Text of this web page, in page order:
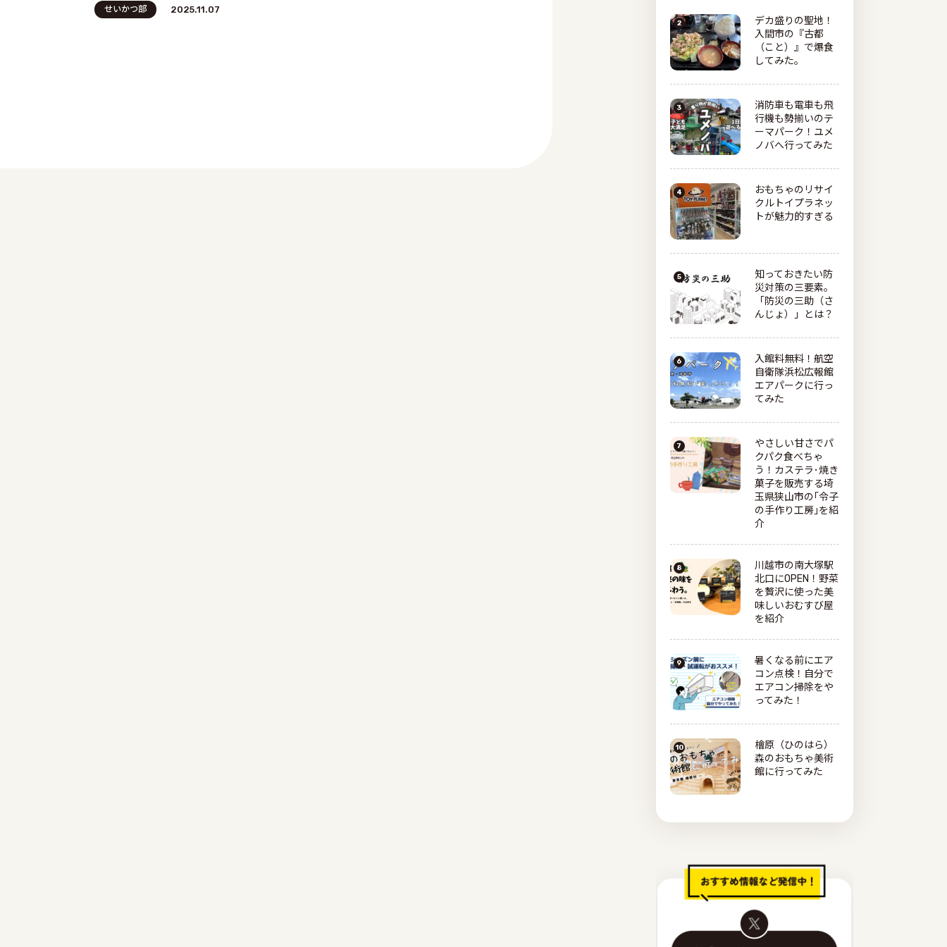
せいかつ部 2025.11.07
デカ盛りの聖地！
入間市の『古都
（こと）』で爆食
してみた。
消防車も電車も飛
行機も勢揃いのテ
ーマパーク！ユメ
ノバへ行ってみた
おもちゃのリサイ
クルトイプラネッ
トが魅力的すぎる
知っておきたい防
災対策の三要素。
「防災の三助（さ
んじょ）」とは？
入館料無料！航空
自衛隊浜松広報館
エアパークに行っ
てみた
やさしい甘さでパ
クパク食べちゃ
う！カステラ･焼き
菓子を販売する埼
玉県狭山市の｢令子
の手作り工房｣を紹
介
川越市の南大塚駅
北口にOPEN！野菜
を贅沢に使った美
味しいおむすび屋
を紹介
暑くなる前にエア
コン点検！自分で
エアコン掃除をや
ってみた！
檜原（ひのはら）
森のおもちゃ美術
館に行ってみた